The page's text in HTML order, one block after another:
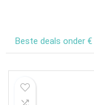
Beste deals onder €